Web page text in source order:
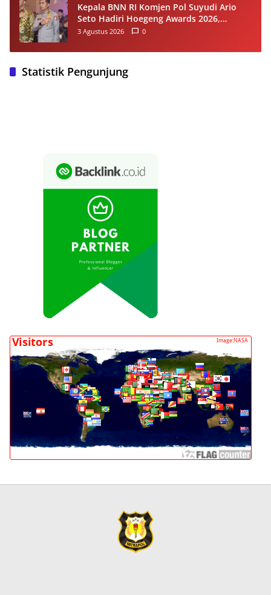
Kepala BNN RI Komjen Pol Suyudi Ario
Seto Hadiri Hoegeng Awards 2026,
Tegaskan Komitmen Perkuat Sinergi
3 Agustus 2026 0
Statistik Pengunjung